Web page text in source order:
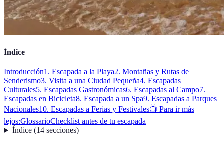
Índice
Introducción1. Escapada a la Playa2. Montañas y Rutas de
Senderismo3. Visita a una Ciudad Pequeña4. Escapadas
Culturales5. Escapadas Gastronómicas6. Escapadas al Campo7.
Escapadas en Bicicleta8. Escapada a un Spa9. Escapadas a Parques
Nacionales10. Escapadas a Ferias y Festivales📺 Para ir más
lejos:GlossarioChecklist antes de tu escapada
Índice(14 secciones)